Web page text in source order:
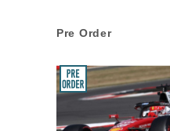
Pre Order